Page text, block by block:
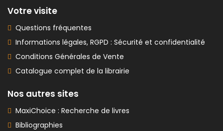
Votre visite
Questions fréquentes
Informations légales, RGPD : Sécurité et confidentialité
Conditions Générales de Vente
Catalogue complet de la librairie
Nos autres sites
MaxiChoice : Recherche de livres
Bibliographies